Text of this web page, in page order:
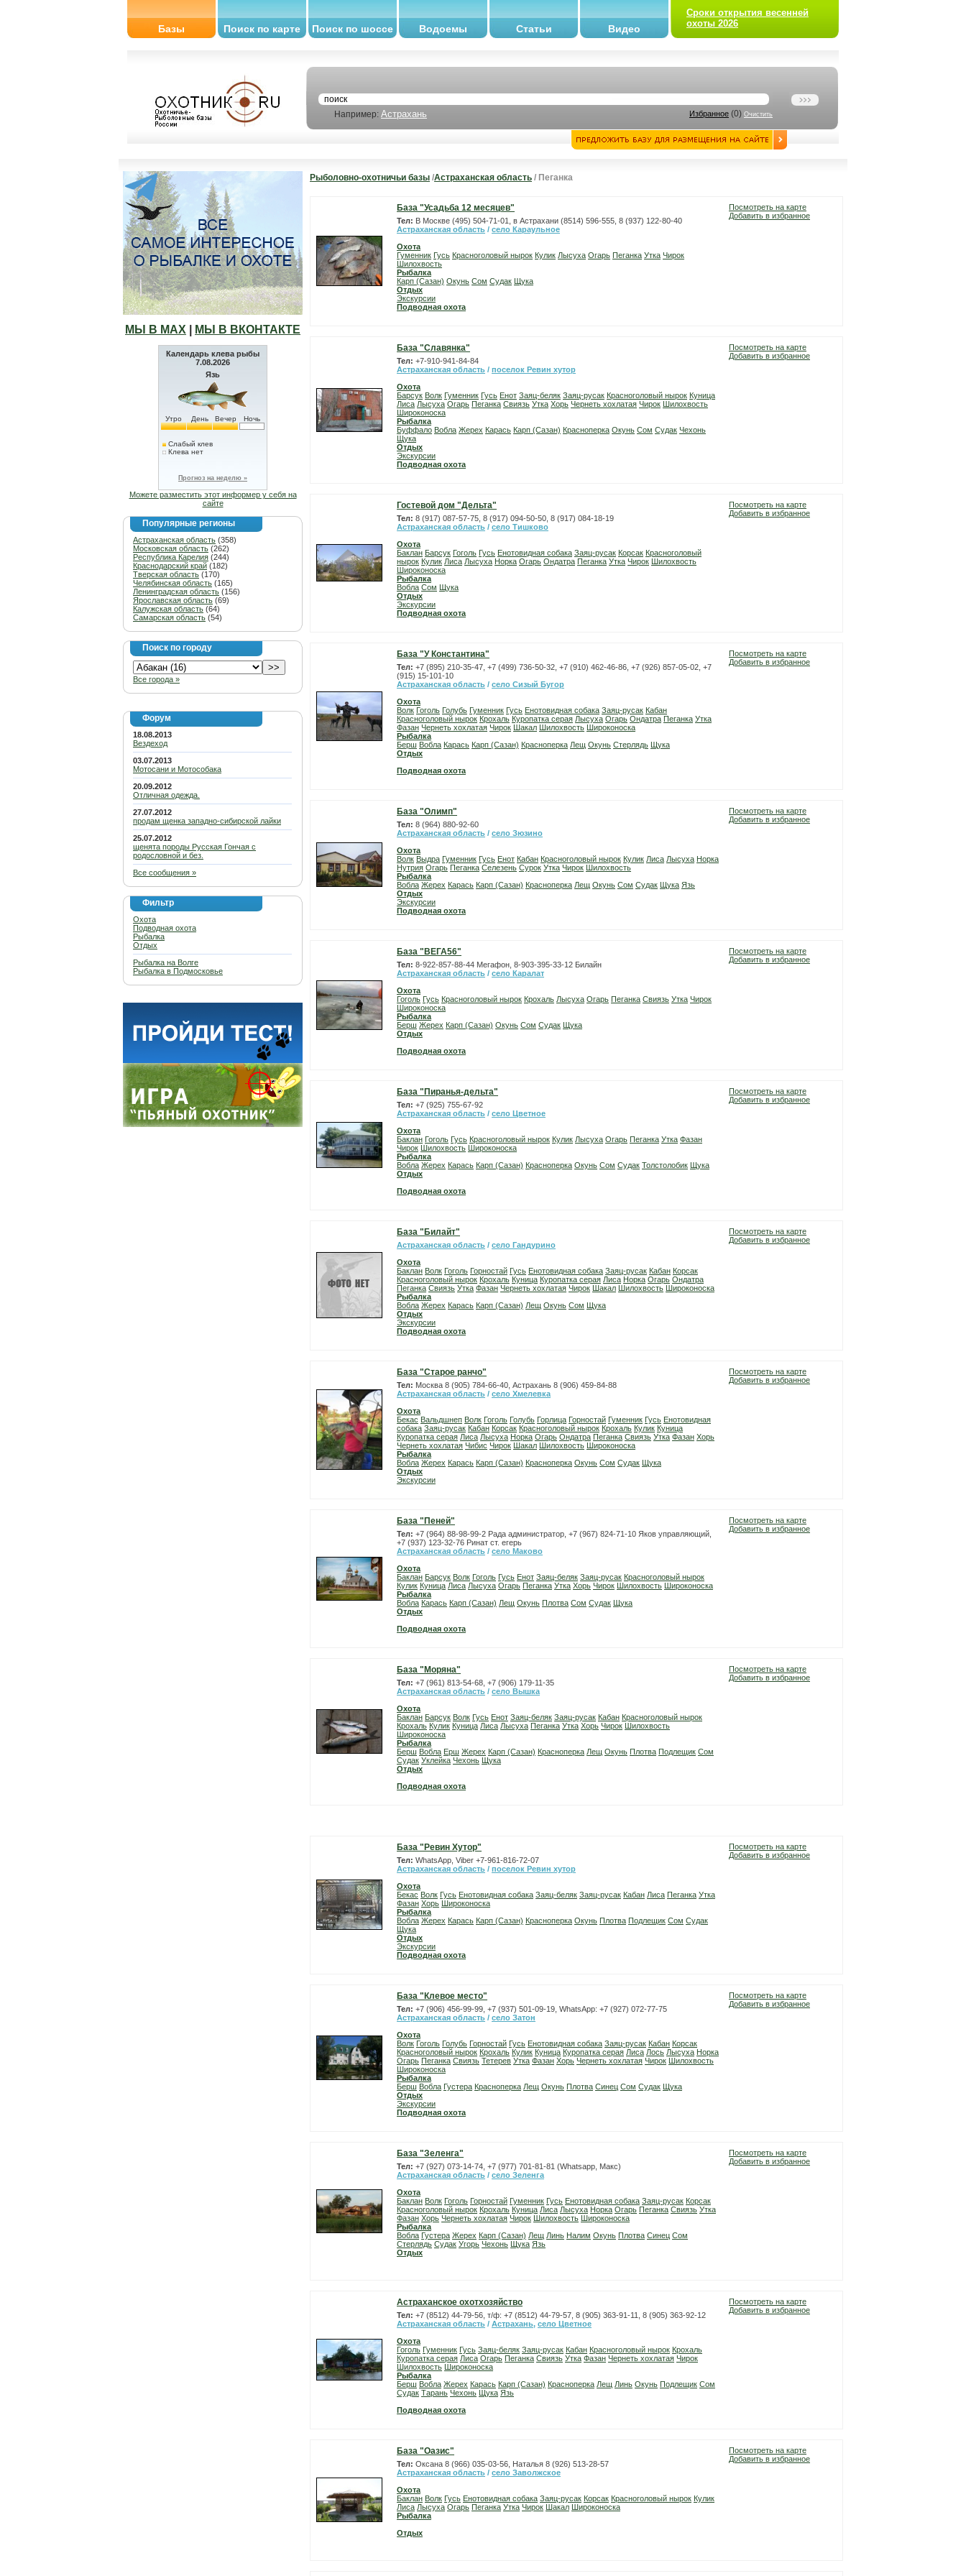
Базы Поиск по карте Поиск по шоссе Водоемы Статьи Видео
Сроки открытия весенней
охоты 2026
Например: Астрахань Избранное (0) Очистить
МЫ В МАХ МЫ В ВКОНТАКТЕ
Календарь клева рыбы
7.08.2026
Язь
Утро День Вечер Ночь
Слабый клев
Клева нет
Прогноз на неделю »
Можете разместить этот информер у себя на
сайте
Популярные регионы
Астраханская область (358)
Московская область (262)
Республика Карелия (244)
Краснодарский край (182)
Тверская область (170)
Челябинская область (165)
Ленинградская область (156)
Ярославская область (69)
Калужская область (64)
Самарская область (54)
Поиск по городу
Все города »
Форум
18.08.2013
Вездеход
03.07.2013
Мотосани и Мотособака
20.09.2012
Отличная одежда.
27.07.2012
продам щенка западно-сибирской лайки
25.07.2012
щенята породы Русская Гончая с
родословной и без.
Все сообщения »
Фильтр
Охота
Подводная охота
Рыбалка
Отдых
Рыбалка на Волге
Рыбалка в Подмосковье
Рыболовно-охотничьи базы /Астраханская область / Пеганка
База "Усадьба 12 месяцев"
Тел: В Москве (495) 504-71-01, в Астрахани (8514) 596-555, 8 (937) 122-80-40
Астраханская область / село Караульное
Охота
Гуменник Гусь Красноголовый нырок Кулик Лысуха Огарь Пеганка Утка Чирок
Шилохвость
Рыбалка
Карп (Сазан) Окунь Сом Судак Щука
Отдых
Экскурсии
Подводная охота
Посмотреть на карте
Добавить в избранное
База "Славянка"
Тел: +7-910-941-84-84
Астраханская область / поселок Ревин хутор
Охота
Барсук Волк Гуменник Гусь Енот Заяц-беляк Заяц-русак Красноголовый нырок Куница
Лиса Лысуха Огарь Пеганка Свиязь Утка Хорь Чернеть хохлатая Чирок Шилохвость
Широконоска
Рыбалка
Буффало Вобла Жерех Карась Карп (Сазан) Красноперка Окунь Сом Судак Чехонь
Щука
Отдых
Экскурсии
Подводная охота
Посмотреть на карте
Добавить в избранное
Гостевой дом "Дельта"
Тел: 8 (917) 087-57-75, 8 (917) 094-50-50, 8 (917) 084-18-19
Астраханская область / село Тишково
Охота
Баклан Барсук Гоголь Гусь Енотовидная собака Заяц-русак Корсак Красноголовый
нырок Кулик Лиса Лысуха Норка Огарь Ондатра Пеганка Утка Чирок Шилохвость
Широконоска
Рыбалка
Вобла Сом Щука
Отдых
Экскурсии
Подводная охота
Посмотреть на карте
Добавить в избранное
База "У Константина"
Тел: +7 (895) 210-35-47, +7 (499) 736-50-32, +7 (910) 462-46-86, +7 (926) 857-05-02, +7
(915) 15-101-10
Астраханская область / село Сизый Бугор
Охота
Волк Гоголь Голубь Гуменник Гусь Енотовидная собака Заяц-русак Кабан
Красноголовый нырок Крохаль Куропатка серая Лысуха Огарь Ондатра Пеганка Утка
Фазан Чернеть хохлатая Чирок Шакал Шилохвость Широконоска
Рыбалка
Берш Вобла Карась Карп (Сазан) Красноперка Лещ Окунь Стерлядь Щука
Отдых
Подводная охота
Посмотреть на карте
Добавить в избранное
База "Олимп"
Тел: 8 (964) 880-92-60
Астраханская область / село Зюзино
Охота
Волк Выдра Гуменник Гусь Енот Кабан Красноголовый нырок Кулик Лиса Лысуха Норка
Нутрия Огарь Пеганка Селезень Сурок Утка Чирок Шилохвость
Рыбалка
Вобла Жерех Карась Карп (Сазан) Красноперка Лещ Окунь Сом Судак Щука Язь
Отдых
Экскурсии
Подводная охота
Посмотреть на карте
Добавить в избранное
База "ВЕГА56"
Тел: 8-922-857-88-44 Мегафон, 8-903-395-33-12 Билайн
Астраханская область / село Каралат
Охота
Гоголь Гусь Красноголовый нырок Крохаль Лысуха Огарь Пеганка Свиязь Утка Чирок
Широконоска
Рыбалка
Берш Жерех Карп (Сазан) Окунь Сом Судак Щука
Отдых
Подводная охота
Посмотреть на карте
Добавить в избранное
База "Пиранья-дельта"
Тел: +7 (925) 755-67-92
Астраханская область / село Цветное
Охота
Баклан Гоголь Гусь Красноголовый нырок Кулик Лысуха Огарь Пеганка Утка Фазан
Чирок Шилохвость Широконоска
Рыбалка
Вобла Жерех Карась Карп (Сазан) Красноперка Окунь Сом Судак Толстолобик Щука
Отдых
Подводная охота
Посмотреть на карте
Добавить в избранное
База "Билайт"
Астраханская область / село Гандурино
Охота
Баклан Волк Гоголь Горностай Гусь Енотовидная собака Заяц-русак Кабан Корсак
Красноголовый нырок Крохаль Куница Куропатка серая Лиса Норка Огарь Ондатра
Пеганка Свиязь Утка Фазан Чернеть хохлатая Чирок Шакал Шилохвость Широконоска
Рыбалка
Вобла Жерех Карась Карп (Сазан) Лещ Окунь Сом Щука
Отдых
Экскурсии
Подводная охота
Посмотреть на карте
Добавить в избранное
База "Старое ранчо"
Тел: Москва 8 (905) 784-66-40, Астрахань 8 (906) 459-84-88
Астраханская область / село Хмелевка
Охота
Бекас Вальдшнеп Волк Гоголь Голубь Горлица Горностай Гуменник Гусь Енотовидная
собака Заяц-русак Кабан Корсак Красноголовый нырок Крохаль Кулик Куница
Куропатка серая Лиса Лысуха Норка Огарь Ондатра Пеганка Свиязь Утка Фазан Хорь
Чернеть хохлатая Чибис Чирок Шакал Шилохвость Широконоска
Рыбалка
Вобла Жерех Карась Карп (Сазан) Красноперка Окунь Сом Судак Щука
Отдых
Экскурсии
Посмотреть на карте
Добавить в избранное
База "Пеней"
Тел: +7 (964) 88-98-99-2 Рада администратор, +7 (967) 824-71-10 Яков управляющий,
+7 (937) 123-32-76 Ринат ст. егерь
Астраханская область / село Маково
Охота
Баклан Барсук Волк Гоголь Гусь Енот Заяц-беляк Заяц-русак Красноголовый нырок
Кулик Куница Лиса Лысуха Огарь Пеганка Утка Хорь Чирок Шилохвость Широконоска
Рыбалка
Вобла Карась Карп (Сазан) Лещ Окунь Плотва Сом Судак Щука
Отдых
Подводная охота
Посмотреть на карте
Добавить в избранное
База "Моряна"
Тел: +7 (961) 813-54-68, +7 (906) 179-11-35
Астраханская область / село Вышка
Охота
Баклан Барсук Волк Гусь Енот Заяц-беляк Заяц-русак Кабан Красноголовый нырок
Крохаль Кулик Куница Лиса Лысуха Пеганка Утка Хорь Чирок Шилохвость
Широконоска
Рыбалка
Берш Вобла Ерш Жерех Карп (Сазан) Красноперка Лещ Окунь Плотва Подлещик Сом
Судак Уклейка Чехонь Щука
Отдых
Подводная охота
Посмотреть на карте
Добавить в избранное
База "Ревин Хутор"
Тел: WhatsApp, Viber +7-961-816-72-07
Астраханская область / поселок Ревин хутор
Охота
Бекас Волк Гусь Енотовидная собака Заяц-беляк Заяц-русак Кабан Лиса Пеганка Утка
Фазан Хорь Широконоска
Рыбалка
Вобла Жерех Карась Карп (Сазан) Красноперка Окунь Плотва Подлещик Сом Судак
Щука
Отдых
Экскурсии
Подводная охота
Посмотреть на карте
Добавить в избранное
База "Клевое место"
Тел: +7 (906) 456-99-99, +7 (937) 501-09-19, WhatsApp: +7 (927) 072-77-75
Астраханская область / село Затон
Охота
Волк Гоголь Голубь Горностай Гусь Енотовидная собака Заяц-русак Кабан Корсак
Красноголовый нырок Крохаль Кулик Куница Куропатка серая Лиса Лось Лысуха Норка
Огарь Пеганка Свиязь Тетерев Утка Фазан Хорь Чернеть хохлатая Чирок Шилохвость
Широконоска
Рыбалка
Берш Вобла Густера Красноперка Лещ Окунь Плотва Синец Сом Судак Щука
Отдых
Экскурсии
Подводная охота
Посмотреть на карте
Добавить в избранное
База "Зеленга"
Тел: +7 (927) 073-14-74, +7 (977) 701-81-81 (Whatsapp, Макс)
Астраханская область / село Зеленга
Охота
Баклан Волк Гоголь Горностай Гуменник Гусь Енотовидная собака Заяц-русак Корсак
Красноголовый нырок Крохаль Куница Лиса Лысуха Норка Огарь Пеганка Свиязь Утка
Фазан Хорь Чернеть хохлатая Чирок Шилохвость Широконоска
Рыбалка
Вобла Густера Жерех Карп (Сазан) Лещ Линь Налим Окунь Плотва Синец Сом
Стерлядь Судак Угорь Чехонь Щука Язь
Отдых
Посмотреть на карте
Добавить в избранное
Астраханское охотхозяйство
Тел: +7 (8512) 44-79-56, т/ф: +7 (8512) 44-79-57, 8 (905) 363-91-11, 8 (905) 363-92-12
Астраханская область / Астрахань, село Цветное
Охота
Гоголь Гуменник Гусь Заяц-беляк Заяц-русак Кабан Красноголовый нырок Крохаль
Куропатка серая Лиса Огарь Пеганка Свиязь Утка Фазан Чернеть хохлатая Чирок
Шилохвость Широконоска
Рыбалка
Берш Вобла Жерех Карась Карп (Сазан) Красноперка Лещ Линь Окунь Подлещик Сом
Судак Тарань Чехонь Щука Язь
Подводная охота
Посмотреть на карте
Добавить в избранное
База "Оазис"
Тел: Оксана 8 (966) 035-03-56, Наталья 8 (926) 513-28-57
Астраханская область / село Заволжское
Охота
Баклан Волк Гусь Енотовидная собака Заяц-русак Корсак Красноголовый нырок Кулик
Лиса Лысуха Огарь Пеганка Утка Чирок Шакал Широконоска
Рыбалка
Отдых
Посмотреть на карте
Добавить в избранное